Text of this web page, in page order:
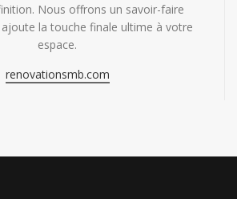
Nous offrons un savoir-faire
la touche finale ultime à votre
espace.
renovationsmb.com